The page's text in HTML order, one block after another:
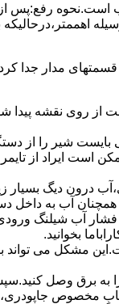
رﺳﺎﻧﺪه،اﻣﺎ ﻋﻤﻠﯿﺎت ﺑﻌﺪی اﻧﺠﺎم
اﺳﺖ،وﺻﻞ ﺷﺪه ﺑﺎﺷﺪ.ﺑه
از روی ﻧﻘﺸﻪ
بایست ﺷﯿﺮ را از
است ایراد از
درون دﯾﮓ ﺑﺴﯿﺎر
آب به داخل
فشار آب شیلنگ
بخوانید.
مشکل می
ﺑﻪ ﺑﺮق وصل